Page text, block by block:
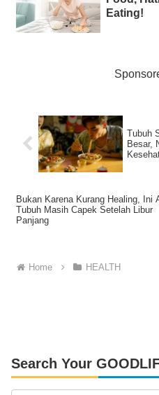
Eating!
Tubuh
Besar,
Bukan Karena Kurang Healing, Ini
Tubuh Masih Capek Setelah Libur
Panjang
Home HEALTH
Search Your